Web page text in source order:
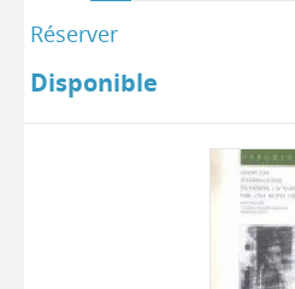
Réserver
Disponible